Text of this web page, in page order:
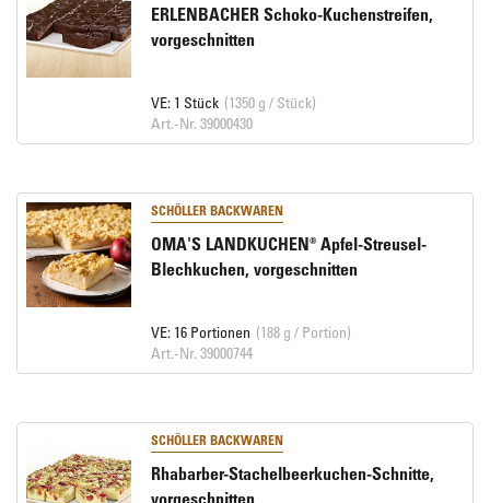
ERLENBACHER Schoko-Kuchenstreifen,
vorgeschnitten
VE: 1 Stück (1350 g / Stück)
Art.-Nr. 39000430
SCHÖLLER BACKWAREN
OMA'S LANDKUCHEN® Apfel-Streusel-
Blechkuchen, vorgeschnitten
VE: 16 Portionen (188 g / Portion)
Art.-Nr. 39000744
SCHÖLLER BACKWAREN
Rhabarber-Stachelbeerkuchen-Schnitte,
vorgeschnitten